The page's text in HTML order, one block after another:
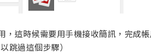
，這時候需要用手機接收簡訊，完成
跳過這個步驟）